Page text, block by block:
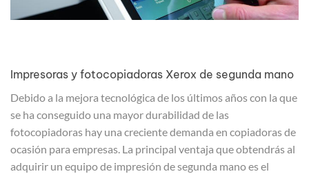
Impresoras y fotocopiadoras Xerox de segunda mano
Debido a la mejora tecnológica de los últimos años con la que
se ha conseguido una mayor durabilidad de las
fotocopiadoras hay una creciente demanda en copiadoras de
ocasión para empresas. La principal ventaja que obtendrás al
adquirir un equipo de impresión de segunda mano es el